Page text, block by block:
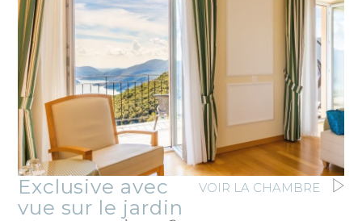
Exclusive avec
vue sur le jardin
VOIR LA CHAMBRE